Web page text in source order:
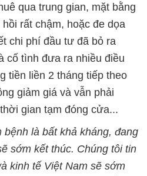
qua trung gian, mặt bằng
rất chậm, hoặc đe dọa
chi phí đầu tư đã bỏ ra
cố tình đưa ra nhiều điều
tiền liền 2 tháng tiếp theo
giảm giá và vẫn phải
gian tạm đóng cửa...
bệnh là bất khả kháng, đang
sớm kết thúc. Chúng tôi tin
kinh tế Việt Nam sẽ sớm